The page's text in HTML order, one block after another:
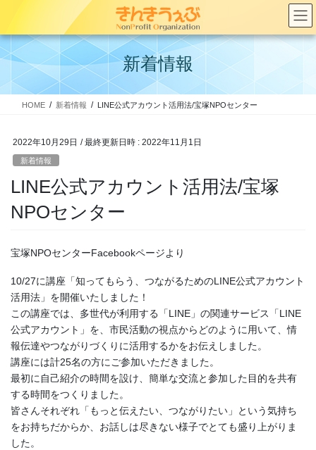
テ
ン
へ
ス
ゲ
ー
ョ
ン
新着情報
HOME 新着情報 LINE公式アカウント活用法/宝塚NPOセンター
2022年10月29日 / 最終更新日時 : 2022年11月1日
新着情報
LINE公式アカウント活用法/宝塚
NPOセンター
宝塚NPOセンターFacebookページより
10/27に講座「知ってもらう、つながるためのLINE公式アカウント
活用法」を開催いたしました！
この講座では、多世代が利用する「LINE」の関連サービス「LINE
公式アカウント」を、市民活動の視点からどのように用いて、情
報伝達やつながりづくりに活用するかをお伝えしました。
講座には計25名の方にご参加いただきました。
最初に自己紹介の時間を設け、簡単な交流と参加した目的を共有
する時間をつくりました。
皆さんそれぞれ「もっと伝えたい、つながりたい」という気持ち
をお持ちだからか、お話しは尽きない様子でとても盛り上がりま
した。